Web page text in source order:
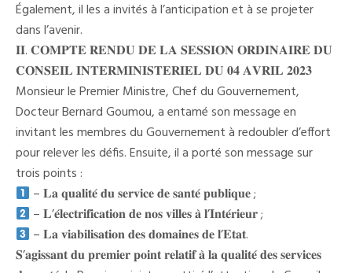
Également, il les a invités à l’anticipation et à se projeter
dans l’avenir.
𝐈𝐈. 𝐂𝐎𝐌𝐏𝐓𝐄 𝐑𝐄𝐍𝐃𝐔 𝐃𝐄 𝐋𝐀 𝐒𝐄𝐒𝐒𝐈𝐎𝐍 𝐎𝐑𝐃𝐈𝐍𝐀𝐈𝐑𝐄 𝐃𝐔
𝐂𝐎𝐍𝐒𝐄𝐈𝐋 𝐈𝐍𝐓𝐄𝐑𝐌𝐈𝐍𝐈𝐒𝐓𝐄𝐑𝐈𝐄𝐋 𝐃𝐔 𝟎𝟒 𝐀𝐕𝐑𝐈𝐋 𝟐𝟎𝟐𝟑
Monsieur le Premier Ministre, Chef du Gouvernement,
Docteur Bernard Goumou, a entamé son message en
invitant les membres du Gouvernement à redoubler d’effort
pour relever les défis. Ensuite, il a porté son message sur
trois points :
– 𝐋𝐚 𝐪𝐮𝐚𝐥𝐢𝐭𝐞́ 𝐝𝐮 𝐬𝐞𝐫𝐯𝐢𝐜𝐞 𝐝𝐞 𝐬𝐚𝐧𝐭𝐞́ 𝐩𝐮𝐛𝐥𝐢𝐪𝐮𝐞 ;
– 𝐋’𝐞́𝐥𝐞𝐜𝐭𝐫𝐢𝐟𝐢𝐜𝐚𝐭𝐢𝐨𝐧 𝐝𝐞 𝐧𝐨𝐬 𝐯𝐢𝐥𝐥𝐞𝐬 𝐚̀ 𝐥’𝐈𝐧𝐭𝐞́𝐫𝐢𝐞𝐮𝐫 ;
– 𝐋𝐚 𝐯𝐢𝐚𝐛𝐢𝐥𝐢𝐬𝐚𝐭𝐢𝐨𝐧 𝐝𝐞𝐬 𝐝𝐨𝐦𝐚𝐢𝐧𝐞𝐬 𝐝𝐞 𝐥’𝐄𝐭𝐚𝐭.
𝐒’𝐚𝐠𝐢𝐬𝐬𝐚𝐧𝐭 𝐝𝐮 𝐩𝐫𝐞𝐦𝐢𝐞𝐫 𝐩𝐨𝐢𝐧𝐭 𝐫𝐞𝐥𝐚𝐭𝐢𝐟 𝐚̀ 𝐥𝐚 𝐪𝐮𝐚𝐥𝐢𝐭𝐞́ 𝐝𝐞𝐬 𝐬𝐞𝐫𝐯𝐢𝐜𝐞𝐬